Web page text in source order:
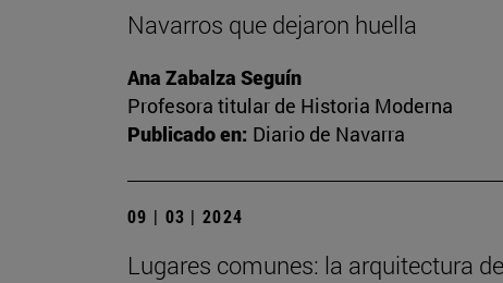
Navarros que dejaron huella
Ana Zabalza Seguín
Profesora titular de Historia Moderna
Publicado en: Diario de Navarra
09 | 03 | 2024
Lugares comunes: la arquitectura